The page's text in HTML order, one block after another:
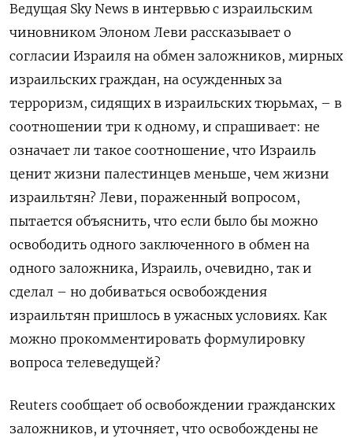
Ведущая Sky News в интервью с израильским
чиновником Элоном Леви рассказывает о
согласии Израиля на обмен заложников, мирных
израильских граждан, на осужденных за
терроризм, сидящих в израильских тюрьмах, – в
соотношении три к одному, и спрашивает: не
означает ли такое соотношение, что Израиль
ценит жизни палестинцев меньше, чем жизни
израильтян? Леви, пораженный вопросом,
пытается объяснить, что если было бы можно
освободить одного заключенного в обмен на
одного заложника, Израиль, очевидно, так и
сделал – но добиваться освобождения
израильтян пришлось в ужасных условиях. Как
можно прокомментировать формулировку
вопроса телеведущей?
Reuters сообщает об освобождении гражданских
заложников, и уточняет, что освобождены не